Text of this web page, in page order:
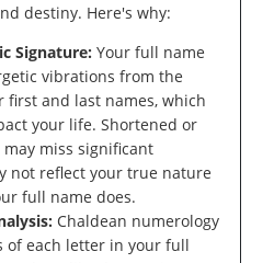
destiny. Here's why:
Signature: Your full name
vibrations from the
first and last names, which
your life. Shortened or
miss significant
not reflect your true nature
full name does.
Chaldean numerology
of each letter in your full